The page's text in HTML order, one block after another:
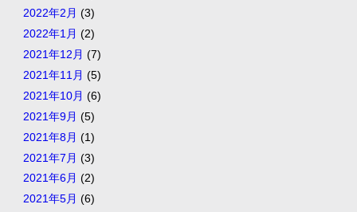
2022年2月 (3)
2022年1月 (2)
2021年12月 (7)
2021年11月 (5)
2021年10月 (6)
2021年9月 (5)
2021年8月 (1)
2021年7月 (3)
2021年6月 (2)
2021年5月 (6)